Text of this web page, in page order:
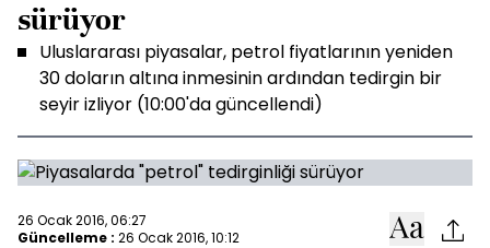
sürüyor
Uluslararası piyasalar, petrol fiyatlarının yeniden
30 doların altına inmesinin ardından tedirgin bir
seyir izliyor (10:00'da güncellendi)
26 Ocak 2016, 06:27
Güncelleme : 26 Ocak 2016, 10:12